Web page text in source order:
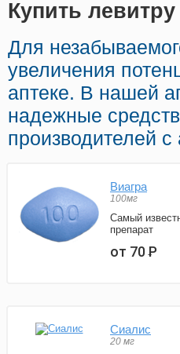
Купить
Для
увеличения
аптеке. В нашей
надежные
производителей
Виагра
100мг
Самый
препарат
от 70Р
Сиалис
20 мг